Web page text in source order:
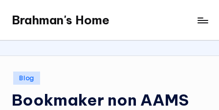
content
Brahman's Home
Spiritual
and
it
all
Posted
in
Blog
Bookmaker non AAMS